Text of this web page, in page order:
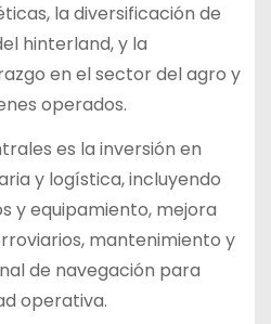
la diversificación de
hinterland, y la
en el sector del agro y
operados.
es la inversión en
y logística, incluyendo
y equipamiento, mejora
mantenimiento y
de navegación para
operativa.